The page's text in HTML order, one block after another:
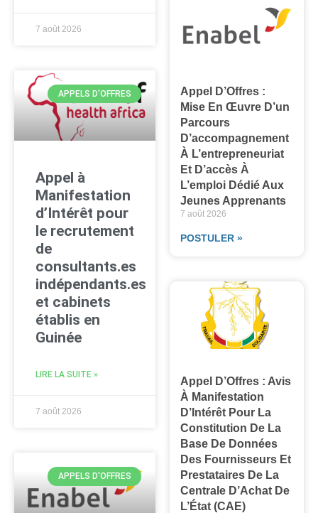
7 août 2026
APPELS D'OFFRES
Appel à
Manifestation
d’Intérêt pour
le recrutement
de
consultants.es
indépendants.es
et cabinets
établis en
Guinée
LIRE LA SUITE »
7 août 2026
APPELS D'OFFRES
Appel D’Offres :
Mise En Œuvre D’un
Parcours
D’accompagnement
À L’entrepreneuriat
Et D’accès À
L’emploi Dédié Aux
Jeunes Apprenants
7 août 2026
POSTULER »
Appel D’Offres : Avis
À Manifestation
D’Intérêt Pour La
Constitution De La
Base De Données
Des Fournisseurs Et
Prestataires De La
Centrale D’Achat De
L’État (CAE)